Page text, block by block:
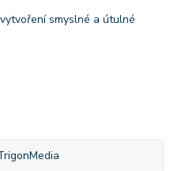
smyslné a útulné